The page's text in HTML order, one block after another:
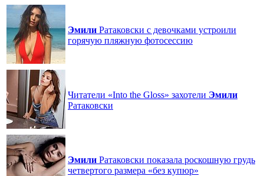
Эмили Ратаковски с девочками устроили
горячую пляжную фотосессию
Читатели «Into the Gloss» захотели Эмили
Ратаковски
Эмили Ратаковски показала роскошную грудь
четвертого размера «без купюр»